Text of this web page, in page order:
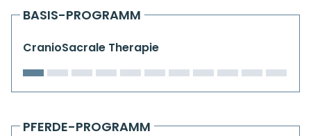
BASIS-PROGRAMM
CranioSacrale Therapie
PFERDE-PROGRAMM
Kiefergelenkkurse
CranioSacrale Ausbildung
Human Reset Week